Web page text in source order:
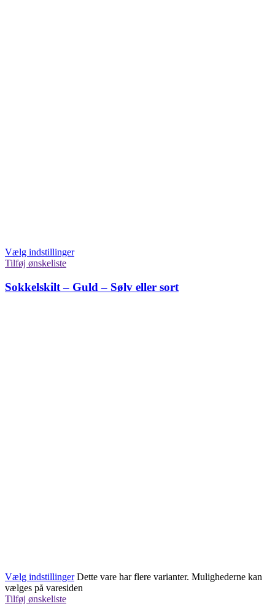
Vælg indstillinger
Tilføj ønskeliste
Sokkelskilt – Guld – Sølv eller sort
Vælg indstillinger Dette vare har flere varianter. Mulighederne kan
vælges på varesiden
Tilføj ønskeliste